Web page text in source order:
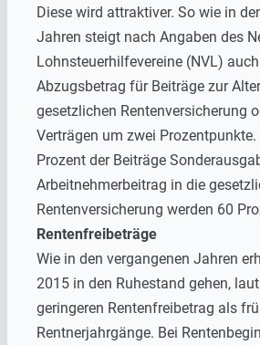
Diese wird attraktiver. So wie in
Jahren steigt nach Angaben des
Lohnsteuerhilfevereine (NVL)
Abzugsbetrag für Beiträge zur
gesetzlichen Rentenversicherung
Verträgen um zwei
Prozent der Beiträge
Arbeitnehmerbeitrag in die
Rentenversicherung werden 60
Rentenfreibeträge
Wie in den vergangenen Jahren
2015 in den Ruhestand gehen,
geringeren Rentenfreibetrag als
Rentnerjahrgänge. Bei